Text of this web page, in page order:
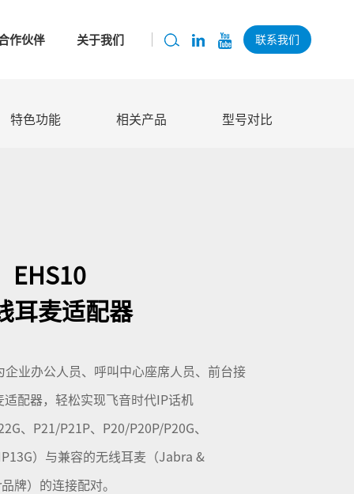
作伙伴 关于我们 联系我们
特色功能 相关产品 型号对比
EHS10
耳麦适配器
企业办公人员、呼叫中心座席人员、前台接
配器，轻松实现飞音时代IP话机
、P21/P21P、P20/P20P/P20G、
）与兼容的无线耳麦（Jabra &
牌）的连接配对。